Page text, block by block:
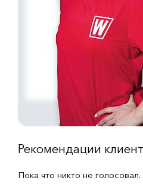
Рекомендации
Пока что никто не